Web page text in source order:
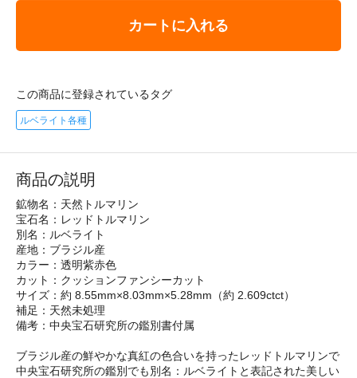
カートに入れる
この商品に登録されているタグ
ルベライト各種
商品の説明
鉱物名：天然トルマリン
宝石名：レッドトルマリン
別名：ルベライト
産地：ブラジル産
カラー：透明紫赤色
カット：クッションファンシーカット
サイズ：約 8.55mm×8.03mm×5.28mm（約 2.609ctct）
補足：天然未処理
備考：中央宝石研究所の鑑別書付属
ブラジル産の鮮やかな真紅の色合いを持ったレッドトルマリンで
中央宝石研究所の鑑別でも別名：ルベライトと表記された美しい